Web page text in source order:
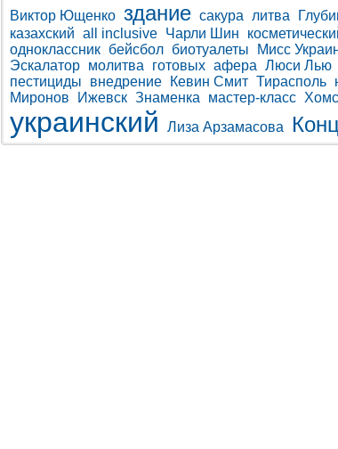
Виктор Ющенко здание сакура литва
казахский all inclusive Чарли Шин
одноклассник бейсбол биотуалеты Мисс
Эскалатор молитва готовых афера Люси Лью
пестициды
внедрение Кевин Смит Тирасполь
Миронов
Ижевск Знаменка мастер-класс Хомс
украинский Лиза Арзамасова